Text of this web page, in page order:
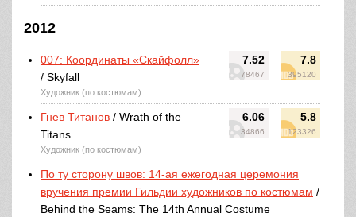
2012
7.52
78467
7.8
395120
007: Координаты «Скайфолл»
/ Skyfall
Художник (по костюмам)
6.06
34866
5.8
123326
Гнев Титанов / Wrath of the
Titans
Художник (по костюмам)
По ту сторону швов: 14-ая ежегодная церемония
вручения премии Гильдии художников по костюмам /
Behind the Seams: The 14th Annual Costume